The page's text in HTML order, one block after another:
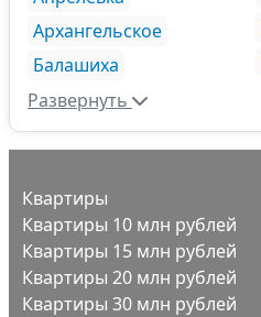
Архангельское
Балашиха
Развернуть
Квартиры
Квартиры 10 млн рублей
Квартиры 15 млн рублей
Квартиры 20 млн рублей
Квартиры 30 млн рублей